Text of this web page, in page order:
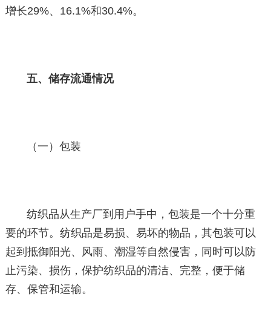
增长29%、16.1%和30.4%。
五、储存流通情况
（一）包装
纺织品从生产厂到用户手中，包装是一个十分重
要的环节。纺织品是易损、易坏的物品，其包装可以
起到抵御阳光、风雨、潮湿等自然侵害，同时可以防
止污染、损伤，保护纺织品的清洁、完整，便于储
存、保管和运输。